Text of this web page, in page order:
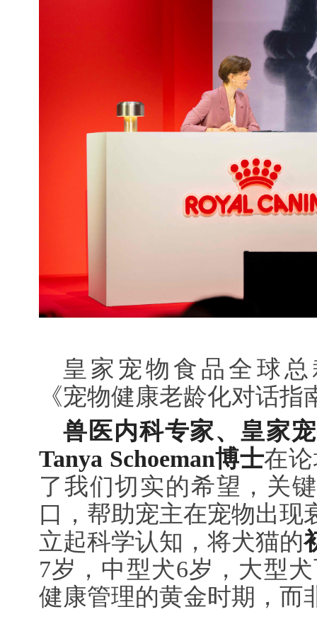
皇家宠物食品全球总
《宠物健康老龄化对话指
兽医内科专家、皇家
Tanya Schoeman博士在
了我们切实的希望，关
口，帮助宠主在宠物出现
立起科学认知，将犬猫的
7岁，中型犬6岁，大型
健康管理的黄金时期，而